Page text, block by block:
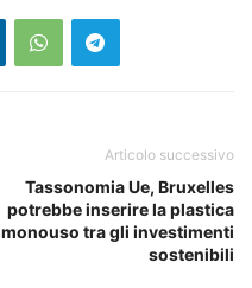
Articolo successivo
Tassonomia Ue, Bruxelles
potrebbe inserire la plastica
monouso tra gli investimenti
sostenibili